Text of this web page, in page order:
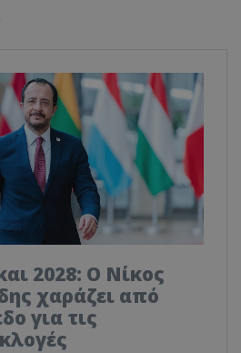
2028: Ο Νίκος
χαράζει από
για τις